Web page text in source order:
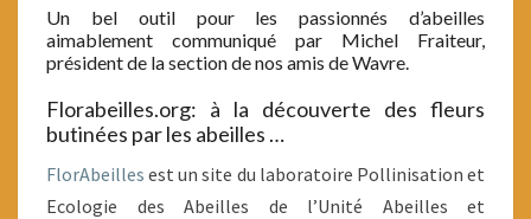
Un bel outil pour les passionnés d’abeilles
aimablement communiqué par Michel Fraiteur,
président de la section de nos amis de Wavre.
Florabeilles.org: à la découverte des fleurs
butinées par les abeilles …
FlorAbeilles est un site du laboratoire Pollinisation et
Ecologie des Abeilles de l’Unité Abeilles et